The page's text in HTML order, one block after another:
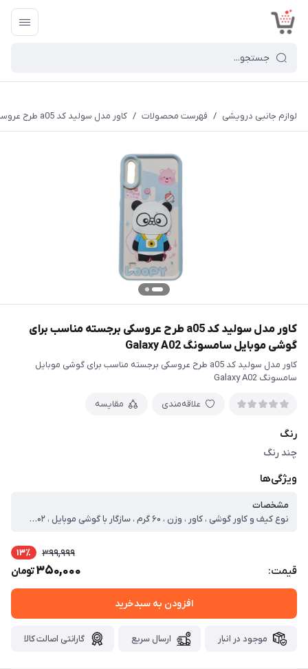
لوازم جانبی درویشی / فهرست محصولات / کاور مدل سولید کد a05 طرح عروسکی برجسته مناسب برای گوشی موبایل سامسونگ Galaxy A02
کاور مدل سولید کد a05 طرح عروسکی برجسته مناسب برای
گوشی موبایل سامسونگ Galaxy A02
کاور مدل سولید کد a05 طرح عروسکی برجسته مناسب برای گوشی موبایل
سامسونگ Galaxy A02
علاقه‌مندی مقایسه
رنگ
چند رنگ
ویژگی‌ها
مشخصات
نوع کیف و کاور گوشی ، کاور ، وزن ، ۶۰ گرم ، سازگار با گوشی موبایل ، Samsung Galaxy A۰۲ ، ساختار ، مات ، سطح پوشش ، حفاظت از دکمه‌ها ، لبه راست ، لبه چپ ، لبه پایینی ، لبه بالایی ، قاب پشتی
قیمت:
399,999 13٪
350,000تومان
افزودن به سبدخرید
موجود در انبار ارسال سریع گارانتی اصالت کالا